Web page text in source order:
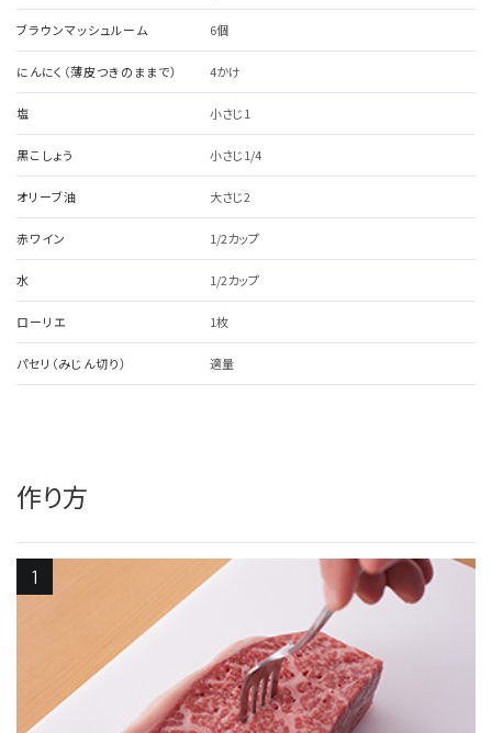
ブラウンマッシュルーム 6個
にんにく（薄皮つきのままで） 4かけ
塩 小さじ1
黒こしょう 小さじ1/4
オリーブ油 大さじ2
赤ワイン 1/2カップ
水 1/2カップ
ローリエ 1枚
パセリ（みじん切り） 適量
作り方